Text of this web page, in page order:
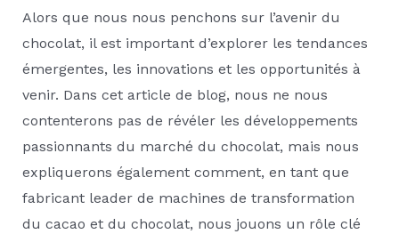
Alors que nous nous penchons sur l’avenir du
chocolat, il est important d’explorer les tendances
émergentes, les innovations et les opportunités à
venir. Dans cet article de blog, nous ne nous
contenterons pas de révéler les développements
passionnants du marché du chocolat, mais nous
expliquerons également comment, en tant que
fabricant leader de machines de transformation
du cacao et du chocolat, nous jouons un rôle clé